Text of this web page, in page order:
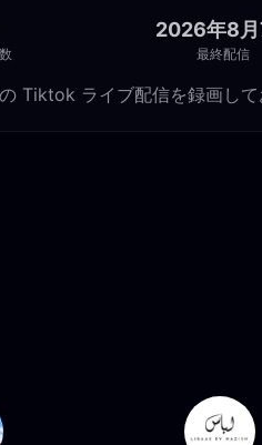
2026年8月
最終配信
ライブ配信を録画して